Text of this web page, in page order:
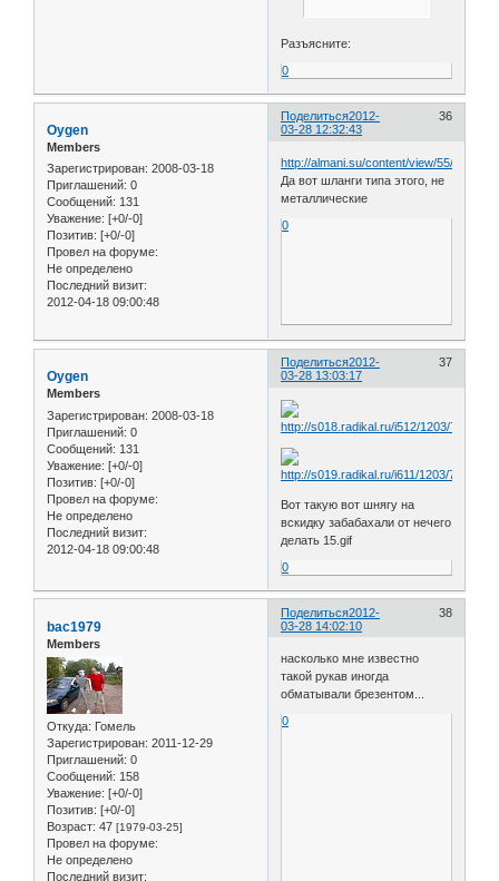
Разъясните:
0
Поделиться 36
2012-
03-28 12:32:43
Oygen
Members
Зарегистрирован: 2008-03-18
Приглашений: 0
Сообщений: 131
Уважение: [+0/-0]
Позитив: [+0/-0]
Провел на форуме:
Не определено
Последний визит:
2012-04-18 09:00:48
http://almani.su/content/view/55/162/
Да вот шланги типа этого, не
металлические
0
Поделиться 37
2012-
03-28 13:03:17
Oygen
Members
Зарегистрирован: 2008-03-18
Приглашений: 0
Сообщений: 131
Уважение: [+0/-0]
Позитив: [+0/-0]
Провел на форуме:
Не определено
Последний визит:
2012-04-18 09:00:48
Вот такую вот шнягу на
вскидку забабахали от нечего
делать 15.gif
0
Поделиться 38
2012-
03-28 14:02:10
bac1979
Members
Откуда: Гомель
Зарегистрирован: 2011-12-29
Приглашений: 0
Сообщений: 158
Уважение: [+0/-0]
Позитив: [+0/-0]
Возраст: 47 [1979-03-25]
Провел на форуме:
Не определено
Последний визит:
насколько мне известно
такой рукав иногда
обматывали брезентом...
0